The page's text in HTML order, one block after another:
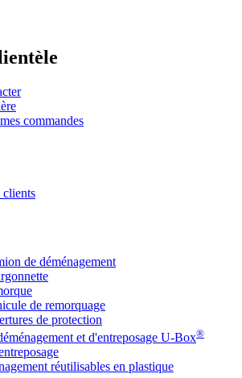
commandes
clients
de déménagement
de remorquage
de protection
et d'entreposage U-Box®
réutilisables en plastique